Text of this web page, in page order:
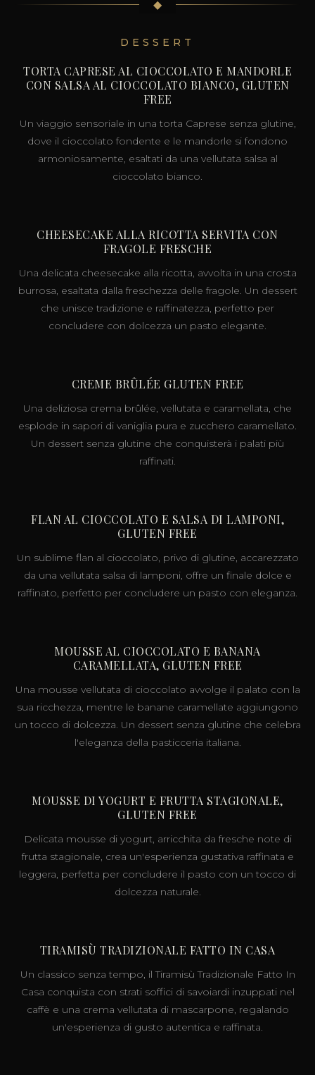
◆
DESSERT
TORTA CAPRESE AL CIOCCOLATO E MANDORLE
CON SALSA AL CIOCCOLATO BIANCO, GLUTEN
FREE
Un viaggio sensoriale in una torta Caprese senza glutine,
dove il cioccolato fondente e le mandorle si fondono
armoniosamente, esaltati da una vellutata salsa al
cioccolato bianco.
CHEESECAKE ALLA RICOTTA SERVITA CON
FRAGOLE FRESCHE
Una delicata cheesecake alla ricotta, avvolta in una crosta
burrosa, esaltata dalla freschezza delle fragole. Un dessert
che unisce tradizione e raffinatezza, perfetto per
concludere con dolcezza un pasto elegante.
CREME BRÛLÉE GLUTEN FREE
Una deliziosa crema brûlée, vellutata e caramellata, che
esplode in sapori di vaniglia pura e zucchero caramellato.
Un dessert senza glutine che conquisterà i palati più
raffinati.
FLAN AL CIOCCOLATO E SALSA DI LAMPONI,
GLUTEN FREE
Un sublime flan al cioccolato, privo di glutine, accarezzato
da una vellutata salsa di lamponi, offre un finale dolce e
raffinato, perfetto per concludere un pasto con eleganza.
MOUSSE AL CIOCCOLATO E BANANA
CARAMELLATA, GLUTEN FREE
Una mousse vellutata di cioccolato avvolge il palato con la
sua ricchezza, mentre le banane caramellate aggiungono
un tocco di dolcezza. Un dessert senza glutine che celebra
l'eleganza della pasticceria italiana.
MOUSSE DI YOGURT E FRUTTA STAGIONALE,
GLUTEN FREE
Delicata mousse di yogurt, arricchita da fresche note di
frutta stagionale, crea un'esperienza gustativa raffinata e
leggera, perfetta per concludere il pasto con un tocco di
dolcezza naturale.
TIRAMISÙ TRADIZIONALE FATTO IN CASA
Un classico senza tempo, il Tiramisù Tradizionale Fatto In
Casa conquista con strati soffici di savoiardi inzuppati nel
caffè e una crema vellutata di mascarpone, regalando
un'esperienza di gusto autentica e raffinata.